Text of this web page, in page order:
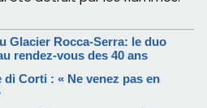
Glacier Rocca-Serra: le duo
rendez-vous des 40 ans
Corti : « Ne venez pas en